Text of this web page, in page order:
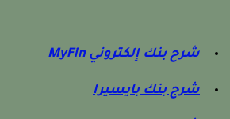
شرح بنك إلكتروني MyFin
شرح بنك بايسيرا